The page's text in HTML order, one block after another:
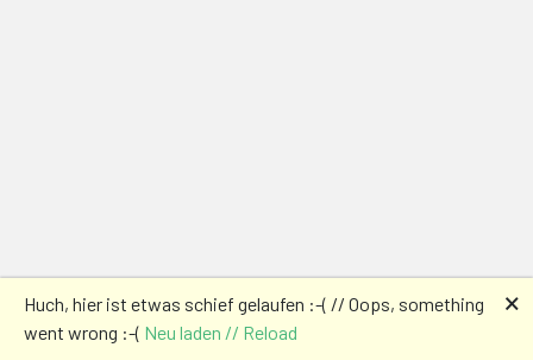
Huch, hier ist etwas schief gelaufen :-( // Oops, something
went wrong :-( Neu laden // Reload
🗙